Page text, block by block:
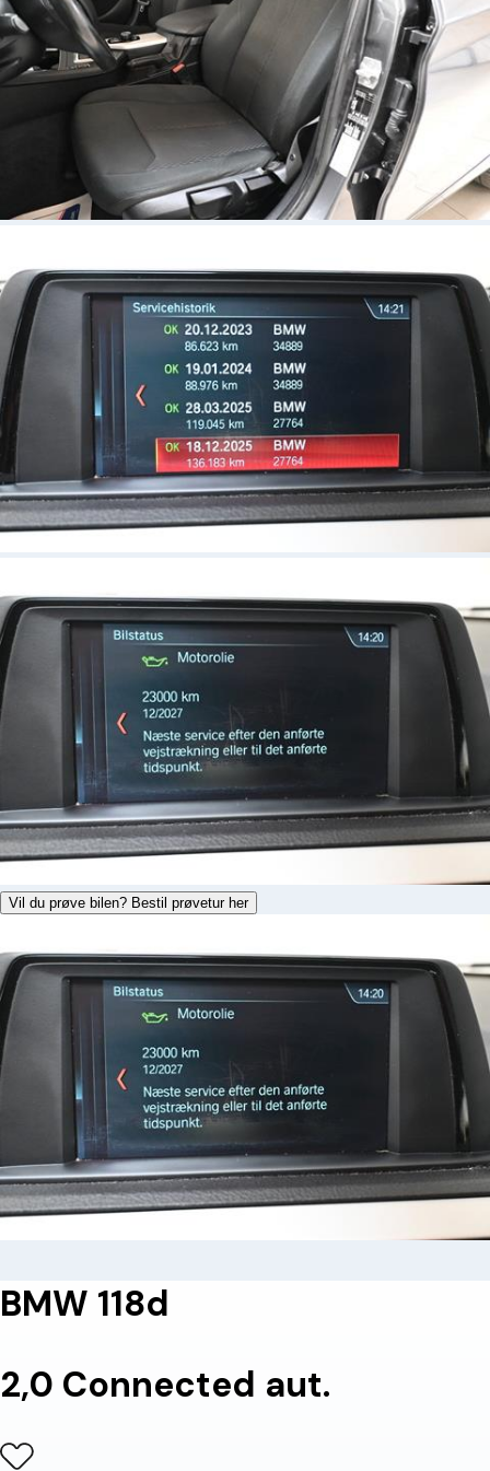
Vil du prøve bilen? Bestil prøvetur her
BMW 118d
2,0 Connected aut.